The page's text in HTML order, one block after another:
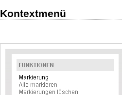
Kontextmenü